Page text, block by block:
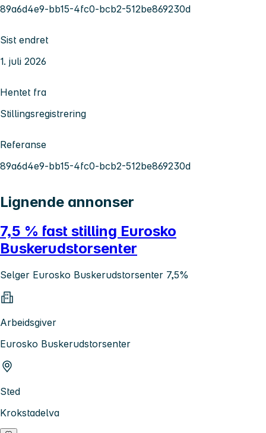
89a6d4e9-bb15-4fc0-bcb2-512be869230d
Sist endret
1. juli 2026
Hentet fra
Stillingsregistrering
Referanse
89a6d4e9-bb15-4fc0-bcb2-512be869230d
Lignende annonser
7,5 % fast stilling Eurosko
Buskerudstorsenter
Selger Eurosko Buskerudstorsenter 7,5%
Arbeidsgiver
Eurosko Buskerudstorsenter
Sted
Krokstadelva